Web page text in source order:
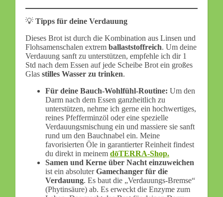
💡 Tipps für deine Verdauung
Dieses Brot ist durch die Kombination aus Linsen und
Flohsamenschalen extrem ballaststoffreich. Um deine
Verdauung sanft zu unterstützen, empfehle ich dir 1
Std nach dem Essen auf jede Scheibe Brot ein großes
Glas stilles Wasser zu trinken.
Für deine Bauch-Wohlfühl-Routine: Um den
Darm nach dem Essen ganzheitlich zu
unterstützen, nehme ich gerne ein hochwertiges,
reines Pfefferminzöl oder eine spezielle
Verdauungsmischung ein und massiere sie sanft
rund um den Bauchnabel ein. Meine
favorisierten Öle in garantierter Reinheit findest
du direkt in meinem dōTERRA-Shop.
Samen und Kerne über Nacht einzuweichen
ist ein absoluterGamechanger für die
Verdauung. Es baut die „Verdauungs-Bremse“
(Phytinsäure) ab. Es erweckt die Enzyme zum